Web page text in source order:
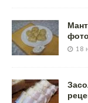
фото
18